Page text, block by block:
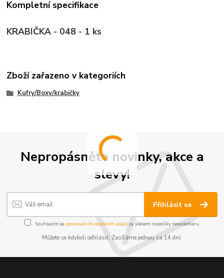
Kompletní specifikace
KRABIČKA - 048 - 1 ks
Zboží zařazeno v kategoriích
Kufry/Boxy/krabičky
Nepropásněte novinky, akce a
slevy!
Přihlásit se
Souhlasím se zpracováním osobních údajůza účelem rozesílky newsletteru.
Můžete se kdykoli odhlásit. Zasíláme jednou za 14 dní.